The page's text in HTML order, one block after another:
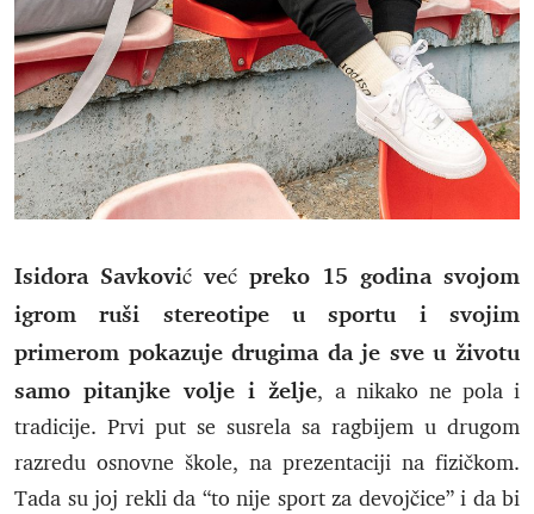
Isidora Savković već preko 15 godina svojom
igrom ruši stereotipe u sportu i svojim
primerom pokazuje drugima da je sve u životu
samo pitanjke volje i želje, a nikako ne pola i
tradicije. Prvi put se susrela sa ragbijem u drugom
razredu osnovne škole, na prezentaciji na fizičkom.
Tada su joj rekli da “to nije sport za devojčice” i da bi